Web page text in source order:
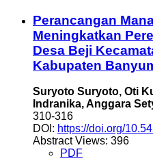
Perancangan
Meningkatkan
Desa Beji
Kabupaten
Suryoto Suryoto, Oti
Indranika, Anggara
310-316
DOI: https://doi.org/
Abstract Views: 396
PDF